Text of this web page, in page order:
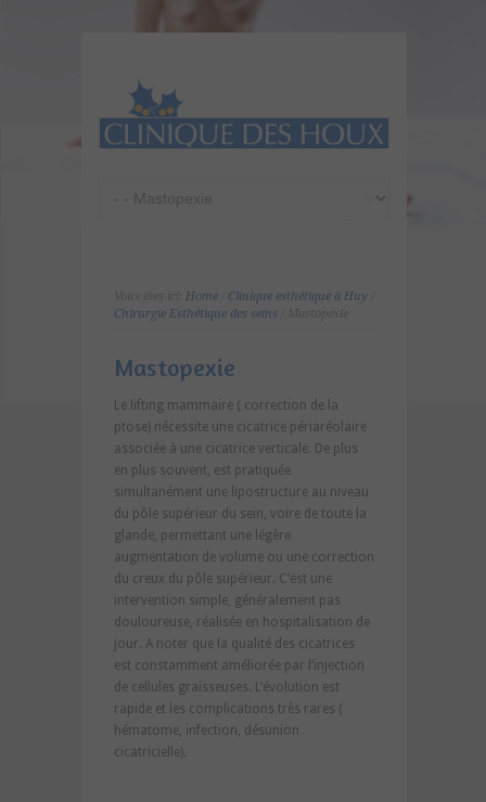
Home/ Clinique esthétique à Huy
Chirurgie Esthétique des seins
Mastopexie
Le lifting mammaire ( correction de la
ptose) nécessite une cicatrice périaréolaire
associée à une cicatrice verticale. De plus
en plus souvent, est pratiquée
simultanément une lipostructure au niveau
du pôle supérieur du sein, voire de toute la
glande, permettant une légère
augmentation de volume ou une correction
du creux du pôle supérieur. C’est une
intervention simple, généralement pas
douloureuse, réalisée en hospitalisation de
jour. A noter que la qualité des cicatrices
est constamment améliorée par l’injection
de cellules graisseuses. L’évolution est
rapide et les complications très rares (
hématome, infection, désunion
cicatricielle).